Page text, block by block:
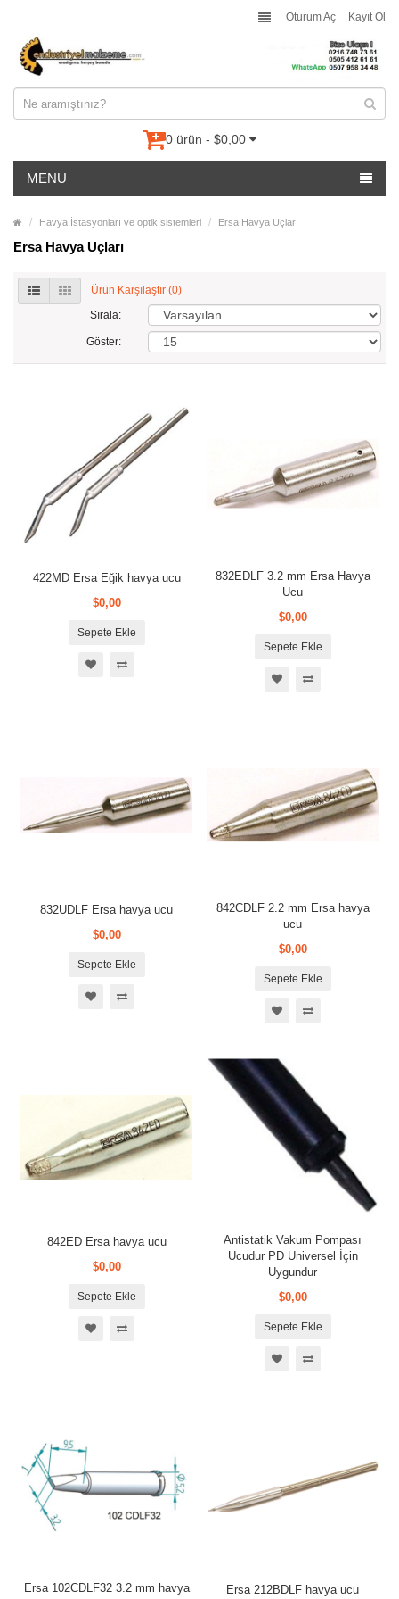
Oturum Aç Kayıt Ol
0 ürün - $0,00
MENU
Havya İstasyonları ve optik sistemleri Ersa Havya Uçları
Ersa Havya Uçları
Ürün Karşılaştır (0)
Sırala:
Göster:
422MD Ersa Eğik havya ucu
$0,00
Sepete Ekle
832EDLF 3.2 mm Ersa Havya
Ucu
$0,00
Sepete Ekle
832UDLF Ersa havya ucu
$0,00
Sepete Ekle
842CDLF 2.2 mm Ersa havya
ucu
$0,00
Sepete Ekle
842ED Ersa havya ucu
$0,00
Sepete Ekle
Antistatik Vakum Pompası
Ucudur PD Universel İçin
Uygundur
$0,00
Sepete Ekle
Ersa 102CDLF32 3.2 mm havya
Ersa 212BDLF havya ucu